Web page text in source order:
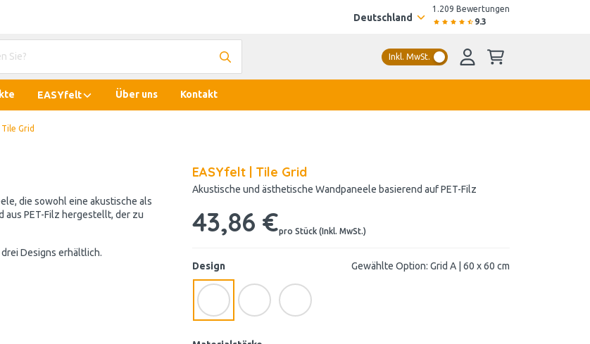
Deutschland
1.209 Bewertungen
9.3
Inkl. MwSt.
EASYfelt Über uns Kontakt
Grid
EASYfelt | Tile Grid
Akustische und ästhetische Wandpaneele basierend auf PET-Filz
43,86 €pro Stück (Inkl. MwSt.)
Design Gewählte Option: Grid A | 60 x 60 cm
die sowohl eine akustische als
aus PET-Filz hergestellt, der zu
Designs erhältlich.